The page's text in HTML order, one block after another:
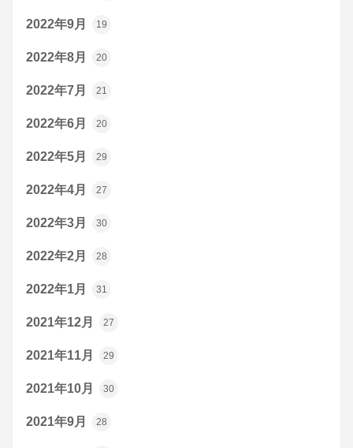
2022年9月 19
2022年8月 20
2022年7月 21
2022年6月 20
2022年5月 29
2022年4月 27
2022年3月 30
2022年2月 28
2022年1月 31
2021年12月 27
2021年11月 29
2021年10月 30
2021年9月 28